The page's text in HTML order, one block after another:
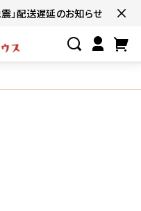
」配送遅延のお知らせ